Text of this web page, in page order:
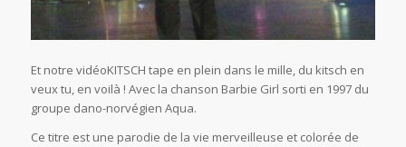
Et notre vidéoKITSCH tape en plein dans le mille, du kitsch en
veux tu, en voilà ! Avec la chanson Barbie Girl sorti en 1997 du
groupe dano-norvégien Aqua.
Ce titre est une parodie de la vie merveilleuse et colorée de